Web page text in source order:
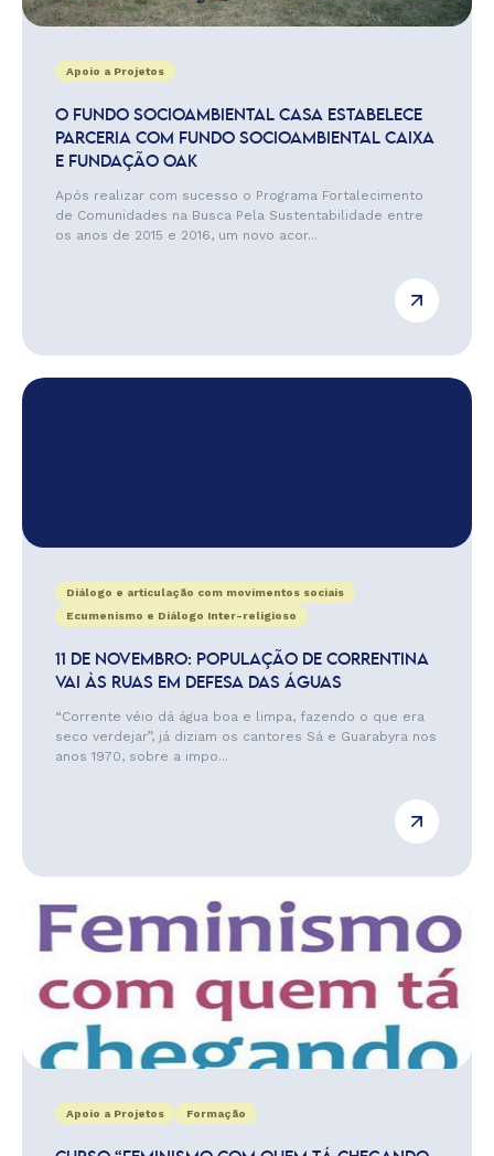
Apoio a Projetos
O FUNDO SOCIOAMBIENTAL CASA ESTABELECE
PARCERIA COM FUNDO SOCIOAMBIENTAL CAIXA
E FUNDAÇÃO OAK
Após realizar com sucesso o Programa Fortalecimento
de Comunidades na Busca Pela Sustentabilidade entre
os anos de 2015 e 2016, um novo acor...
Diálogo e articulação com movimentos sociais
Ecumenismo e Diálogo Inter-religioso
11 DE NOVEMBRO: POPULAÇÃO DE CORRENTINA
VAI ÀS RUAS EM DEFESA DAS ÁGUAS
“Corrente véio dá água boa e limpa, fazendo o que era
seco verdejar”, já diziam os cantores Sá e Guarabyra nos
anos 1970, sobre a impo...
Apoio a Projetos Formação